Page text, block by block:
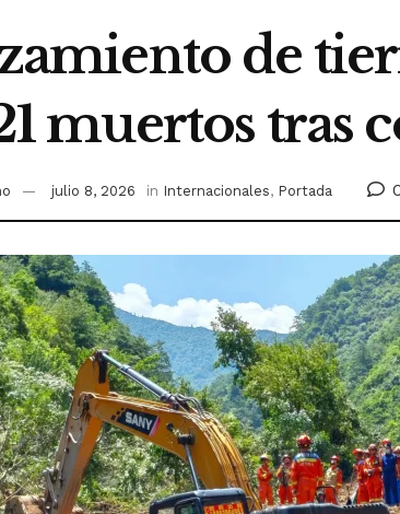
de
muertos tras
julio 8, 2026 in Internacionales, Portada